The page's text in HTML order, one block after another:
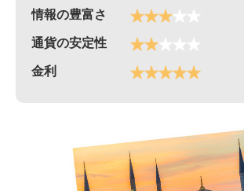
情報の豊富さ
通貨の安定性
金利